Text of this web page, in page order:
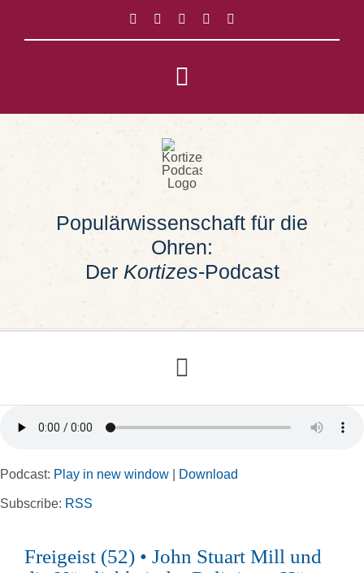
springen
Toggle
Navigation
Impressum
Datenschutz
Populärwissenschaft für die
Ohren:
Der Kortizes-Podcast
Toggle
Navigation
Home
Rubriken
Podcast: Play in new window Download
Subscribe: RSS
Freigeist (52) • John Stuart Mill und